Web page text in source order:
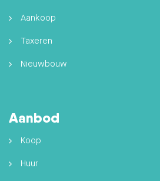
Aankoop
Taxeren
Nieuwbouw
Aanbod
Koop
Huur